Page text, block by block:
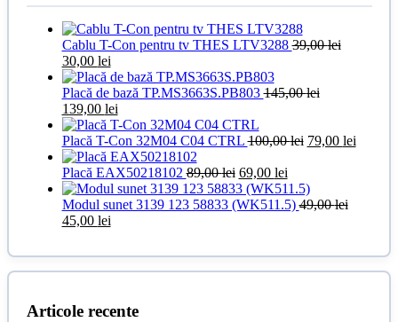
Cablu T-Con pentru tv THES LTV328839,00lei
Prețul
inițial
a
fost:
39,00 lei.
30,00 leiPrețul
curent
este:
30,00 lei.
Placă de bază TP.MS3663S.PB803145,00lei
Prețul
inițial
a
fost:
145,00 lei.
139,00 leiPrețul
curent
este:
139,00 lei.
Placă T-Con 32M04 C04 CTRL100,00lei Prețul
fost:
100,00 lei.
79,00 leiPrețul
Placă EAX5021810289,00lei Prețul
inițial
a
69,00 leiPrețul
curent
este:
Modul sunet 3139 123 58833 (WK511.5)49,00lei
Prețul
fost:
45,00 leiPrețul
45,00 lei.
Articole recente